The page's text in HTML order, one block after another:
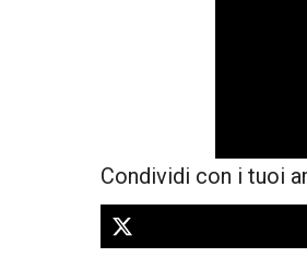
Condividi con i tuoi